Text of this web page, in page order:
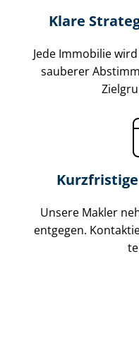
Klare
Jede Immobilie
sauberer
Unsere Makler
entgegen.